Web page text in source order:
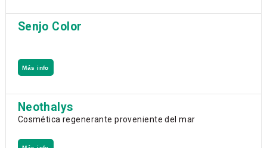
Senjo Color
Más info
Neothalys
Cosmética regenerante proveniente del mar